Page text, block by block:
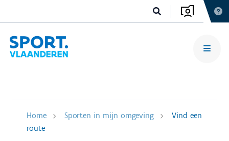
Home Sporten in mijn omgeving
Vind een
route